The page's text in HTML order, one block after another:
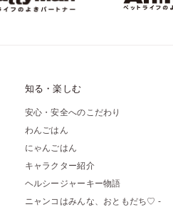
知る・楽しむ
安心・安全へのこだわり
わんごはん
にゃんごはん
キャラクター紹介
ヘルシージャーキー物語
ニャンコはみんな、おともだち♡ -